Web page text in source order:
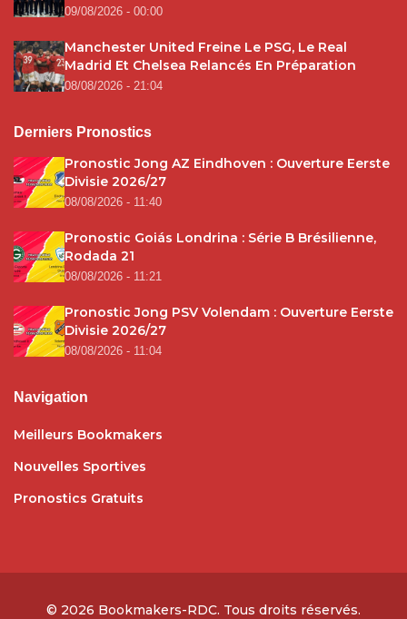
09/08/2026 - 00:00
Manchester United Freine Le PSG, Le Real
Madrid Et Chelsea Relancés En Préparation
08/08/2026 - 21:04
Derniers Pronostics
Pronostic Jong AZ Eindhoven : Ouverture Eerste
Divisie 2026/27
08/08/2026 - 11:40
Pronostic Goiás Londrina : Série B Brésilienne,
Rodada 21
08/08/2026 - 11:21
Pronostic Jong PSV Volendam : Ouverture Eerste
Divisie 2026/27
08/08/2026 - 11:04
Navigation
Meilleurs Bookmakers
Nouvelles Sportives
Pronostics Gratuits
© 2026 Bookmakers-RDC. Tous droits réservés.